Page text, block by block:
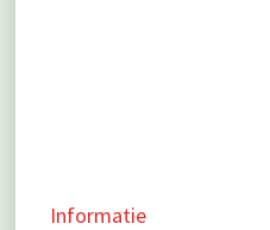
Informatie